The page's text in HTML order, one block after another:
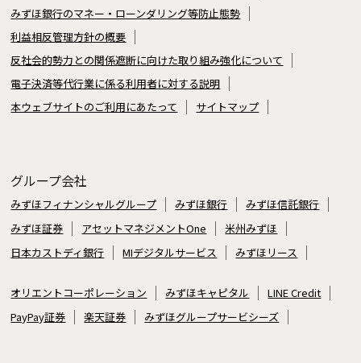
みずほ銀行のマネー・ローンダリング等防止態勢
利益相反管理方針の概要
反社会的勢力との関係遮断に向けた取り組み強化について
電子決済等代行業に係る利用者に対する説明
本ウェブサイトのご利用にあたって
サイトマップ
グループ会社
みずほフィナンシャルグループ みずほ銀行
みずほ信託銀行
みずほ証券
アセットマネジメントOne
米州みずほ
日本カストディ銀行
MIデジタルサービス みずほリース
オリエントコーポレーション みずほキャピタル
LINE Credit
PayPay証券
楽天証券 みずほグループサービシーズ